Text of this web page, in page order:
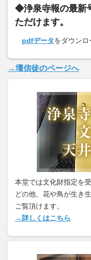
◆浄泉寺報の最新
ただけます。
pdfデータをダウンロ
→壇信徒のページへ
本堂では文化財指定を
どの他、花や鳥が生き
ご覧頂けます。
→詳しくはこちら